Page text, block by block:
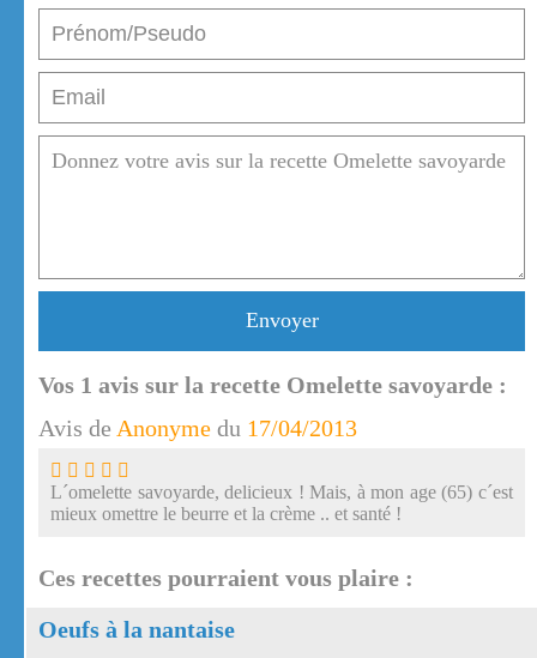
Envoyer
Vos 1 avis sur la recette Omelette savoyarde :
Avis de Anonyme du 17/04/2013
L´omelette savoyarde, delicieux ! Mais, à mon age (65) c´est
mieux omettre le beurre et la crème .. et santé !
Ces recettes pourraient vous plaire :
Oeufs à la nantaise